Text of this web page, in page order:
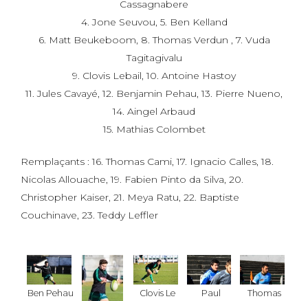
Cassagnabere
4. Jone Seuvou, 5. Ben Kelland
6. Matt Beukeboom, 8. Thomas Verdun , 7. Vuda
Tagitagivalu
9. Clovis Lebail, 10. Antoine Hastoy
11. Jules Cavayé, 12. Benjamin Pehau, 13. Pierre Nueno,
14. Aingel Arbaud
15. Mathias Colombet
Remplaçants : 16. Thomas Cami, 17. Ignacio Calles, 18.
Nicolas Allouache, 19. Fabien Pinto da Silva, 20.
Christopher Kaiser, 21. Meya Ratu, 22. Baptiste
Couchinave, 23. Teddy Leffler
Ben Pehau
Clovis Le
Paul
Thomas